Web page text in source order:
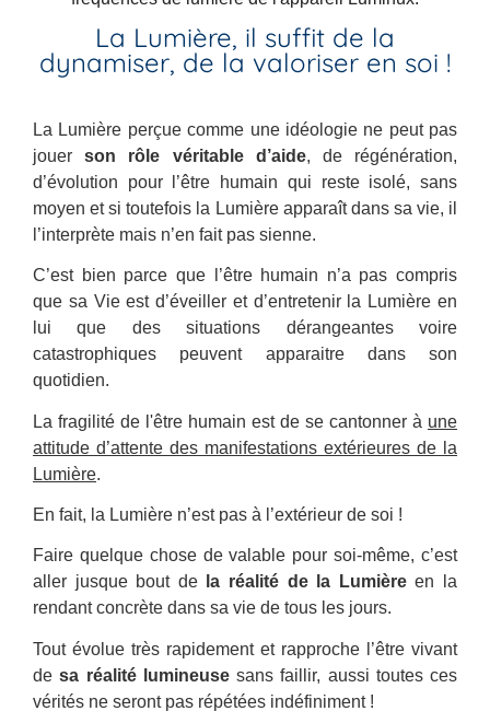
La Lumière, il suffit de la
dynamiser, de la valoriser en soi !
La Lumière perçue comme une idéologie ne peut pas
jouerson rôle véritable d’aide, de régénération,
d’évolution pour l’être humain qui reste isolé, sans
moyen et si toutefois la Lumière apparaît dans sa vie, il
l’interprète mais n’en fait pas sienne.
C’est bien parce que l’être humain n’a pas compris
que sa Vie est d’éveiller et d’entretenir la Lumière en
lui que des situations dérangeantes voire
catastrophiques peuvent apparaitre dans son
quotidien.
La fragilité de l'être humain est de se cantonner à une
attitude d’attente des manifestations extérieures de la
Lumière.
En fait, la Lumière n’est pas à l’extérieur de soi !
Faire quelque chose de valable pour soi-même, c’est
aller jusque bout de
la réalité de la Lumièreen la
rendant concrète dans sa vie de tous les jours.
Tout évolue très rapidement et rapproche l’être vivant
desa réalité lumineusesans faillir, aussi toutes ces
vérités ne seront pas répétées indéfiniment !